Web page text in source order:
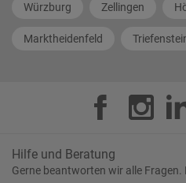
Würzburg Zellingen
Marktheidenfeld
Hilfe und Beratung
Gerne beantworten wir alle Fragen.